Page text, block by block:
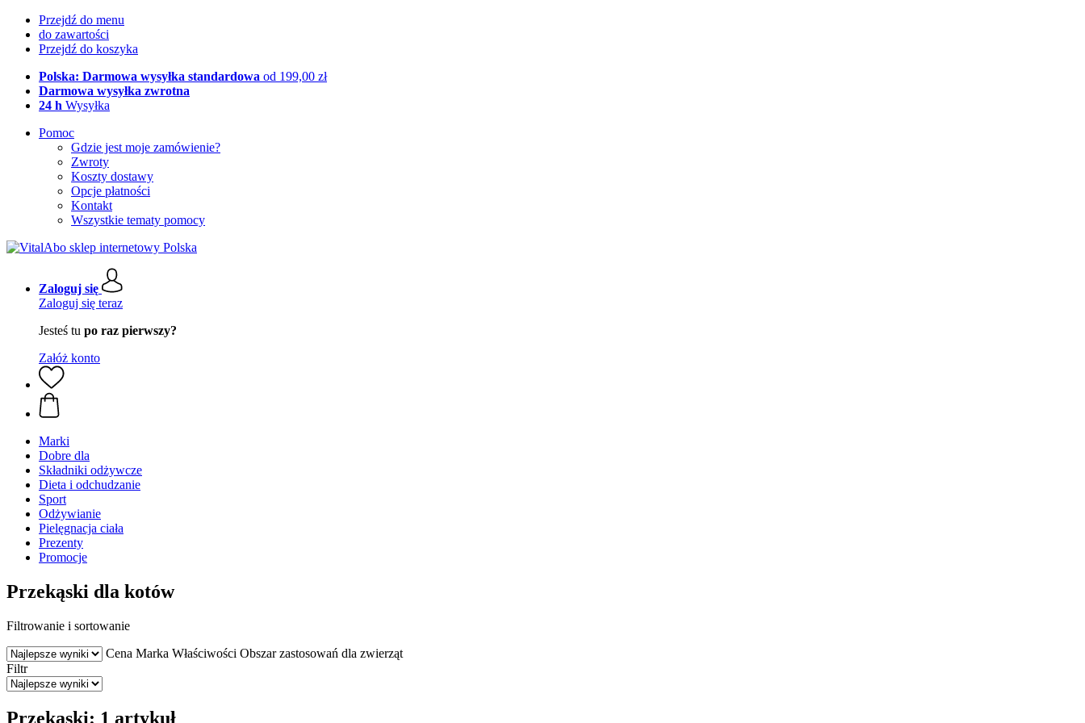
Przejdź do menu
do zawartości
Przejdź do koszyka
Polska: Darmowa wysyłka standardowa od 199,00 zł
Darmowa wysyłka zwrotna
24 h Wysyłka
Pomoc
Gdzie jest moje zamówienie?
Zwroty
Koszty dostawy
Opcje płatności
Kontakt
Wszystkie tematy pomocy
Zaloguj się
Zaloguj się teraz
Jesteś tu po raz pierwszy?
Załóż konto
Marki
Dobre dla
Składniki odżywcze
Dieta i odchudzanie
Sport
Odżywianie
Pielęgnacja ciała
Prezenty
Promocje
Przekąski dla kotów
Filtrowanie i sortowanie
Cena Marka Właściwości Obszar zastosowań dla zwierząt
Filtr
Przekąski: 1 artykuł